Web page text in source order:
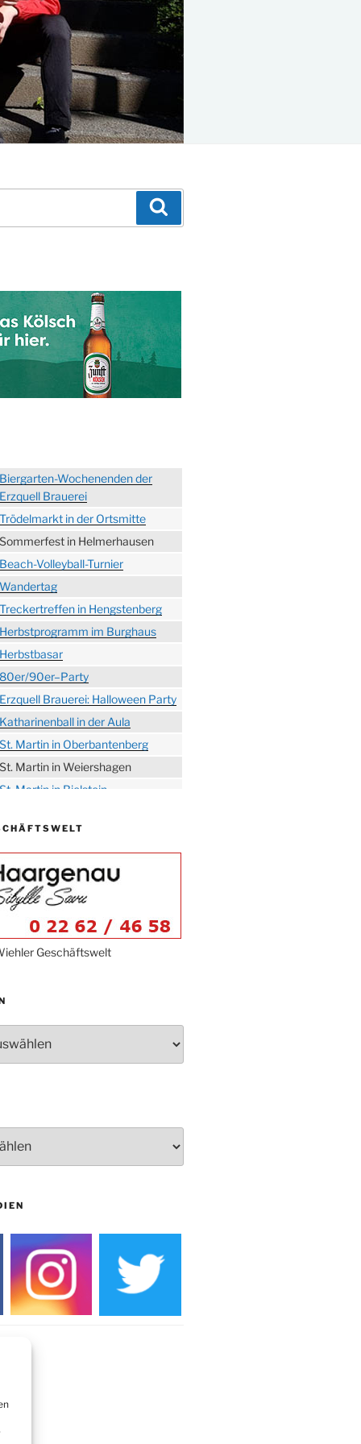
Wochenenden der
Brauerei
in der Ortsmitte
in Helmerhausen
Volleyball-Turnier
in Hengstenberg
im Burghaus
90er–Party
Brauerei: Halloween Party
in der Aula
Martin in Oberbantenberg
Martin in Weiershagen
Martin in Bielstein
der Tollitäten
Bielsteiner Männerchor
am Ehrenmal
an der
Kirche
Frauenchor
im Ev. Gemeindehaus
Burghaus
rund um die
Geschäftswelt